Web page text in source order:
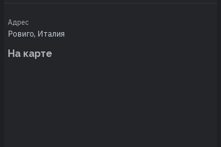
Адрес
Ровиго, Италия
На карте